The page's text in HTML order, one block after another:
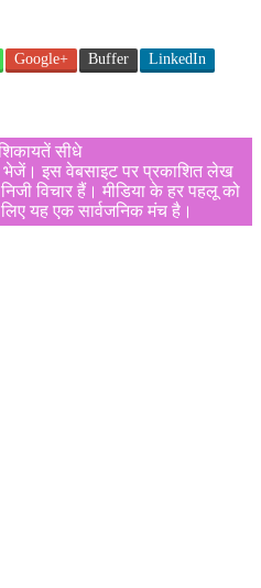
Google+ Buffer LinkedIn
सीधे
भेजें। इस वेबसाइट पर प्रकाशित लेख
विचार हैं। मीडिया के हर पहलू को
यह एक सार्वजनिक मंच है।